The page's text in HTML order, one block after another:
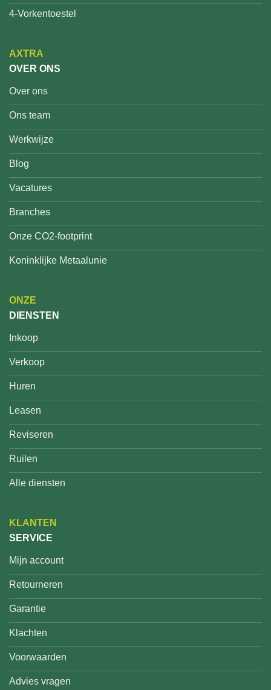
4-Vorkentoestel
AXTRA
OVER ONS
Over ons
Ons team
Werkwijze
Blog
Vacatures
Branches
Onze CO2-footprint
Koninklijke Metaalunie
ONZE
DIENSTEN
Inkoop
Verkoop
Huren
Leasen
Reviseren
Ruilen
Alle diensten
KLANTEN
SERVICE
Mijn account
Retourneren
Garantie
Klachten
Voorwaarden
Advies vragen